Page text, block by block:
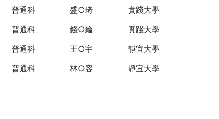
普通科
盛○琦
實踐大學
普通科
錢○綸
實踐大學
普通科
王○宇
靜宜大學
普通科
林○容 靜宜大學